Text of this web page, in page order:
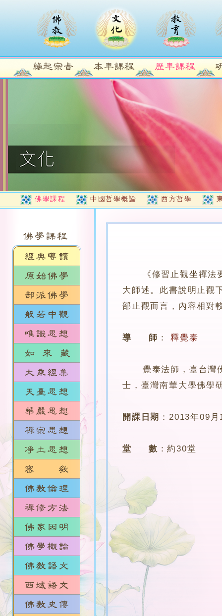
佛學課程 中國哲學概論 西方哲學
《修習止觀坐禪
大師述。此書說明止觀
部止觀而言，內容相對
導 師 ： 釋覺泰
覺泰法師，臺台灣佛
士，臺灣南華大學佛學
開課日期 ：2013年09月
堂 數 ：約30堂